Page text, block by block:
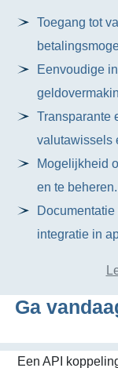
Toegang tot
Eenvoudige
Transparante
valutawissels
Mogelijkheid
en te beheren.
integratie in
Ga
Een API